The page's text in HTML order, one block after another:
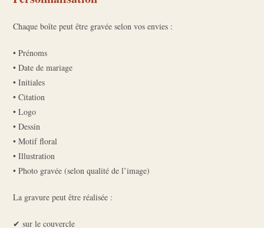
Chaque boîte peut être gravée selon vos envies :
• Prénoms
• Date de mariage
• Initiales
• Citation
• Logo
• Dessin
• Motif floral
• Illustration
• Photo gravée (selon qualité de l’image)
La gravure peut être réalisée :
✔ sur le couvercle